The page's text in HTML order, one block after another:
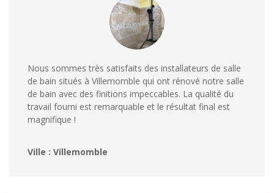
Nous sommes très satisfaits des installateurs de salle
de bain situés à Villemomble qui ont rénové notre salle
de bain avec des finitions impeccables. La qualité du
travail fourni est remarquable et le résultat final est
magnifique !
Ville : Villemomble